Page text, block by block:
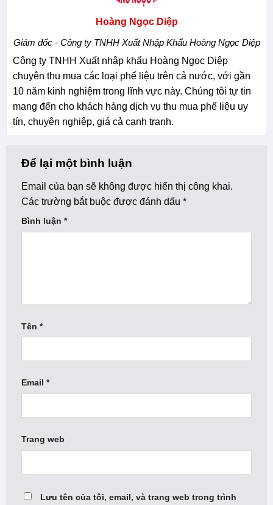
Hoàng Ngọc Diệp
Giám đốc - Công ty TNHH Xuất Nhập Khẩu Hoàng Ngọc Diệp
Công ty TNHH Xuất nhập khẩu Hoàng Ngọc Diệp
chuyên thu mua các loại phế liệu trên cả nước, với gần
10 năm kinh nghiệm trong lĩnh vực này. Chúng tôi tự tin
mang đến cho khách hàng dịch vụ thu mua phế liệu uy
tín, chuyên nghiệp, giá cả cạnh tranh.
Để lại một bình luận
Email của bạn sẽ không được hiển thị công khai.
Các trường bắt buộc được đánh dấu *
Bình luận *
Tên *
Email *
Trang web
Lưu tên của tôi, email, và trang web trong trình